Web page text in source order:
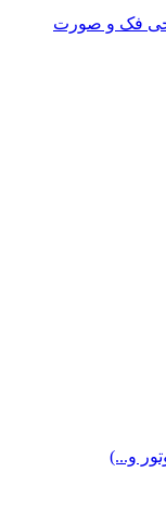
فک و صورت
و...)